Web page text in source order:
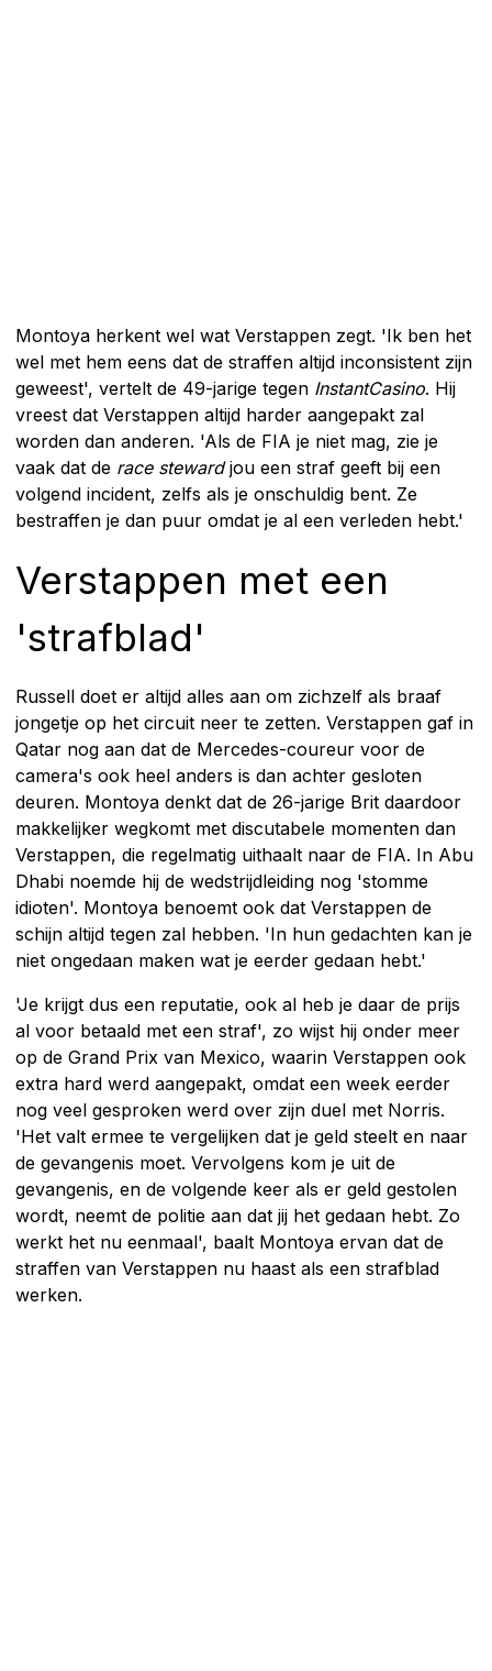
Montoya herkent wel wat Verstappen zegt. 'Ik ben het
wel met hem eens dat de straffen altijd inconsistent zijn
geweest', vertelt de 49-jarige tegen InstantCasino. Hij
vreest dat Verstappen altijd harder aangepakt zal
worden dan anderen. 'Als de FIA je niet mag, zie je
vaak dat de race stewardjou een straf geeft bij een
volgend incident, zelfs als je onschuldig bent. Ze
bestraffen je dan puur omdat je al een verleden hebt.'
Verstappen met een
'strafblad'
Russell doet er altijd alles aan om zichzelf als braaf
jongetje op het circuit neer te zetten. Verstappen gaf in
Qatar nog aan dat de Mercedes-coureur voor de
camera's ook heel anders is dan achter gesloten
deuren. Montoya denkt dat de 26-jarige Brit daardoor
makkelijker wegkomt met discutabele momenten dan
Verstappen, die regelmatig uithaalt naar de FIA. In Abu
Dhabi noemde hij de wedstrijdleiding nog 'stomme
idioten'. Montoya benoemt ook dat Verstappen de
schijn altijd tegen zal hebben. 'In hun gedachten kan je
niet ongedaan maken wat je eerder gedaan hebt.'
'Je krijgt dus een reputatie, ook al heb je daar de prijs
al voor betaald met een straf', zo wijst hij onder meer
op de Grand Prix van Mexico, waarin Verstappen ook
extra hard werd aangepakt, omdat een week eerder
nog veel gesproken werd over zijn duel met Norris.
'Het valt ermee te vergelijken dat je geld steelt en naar
de gevangenis moet. Vervolgens kom je uit de
gevangenis, en de volgende keer als er geld gestolen
wordt, neemt de politie aan dat jij het gedaan hebt. Zo
werkt het nu eenmaal', baalt Montoya ervan dat de
straffen van Verstappen nu haast als een strafblad
werken.